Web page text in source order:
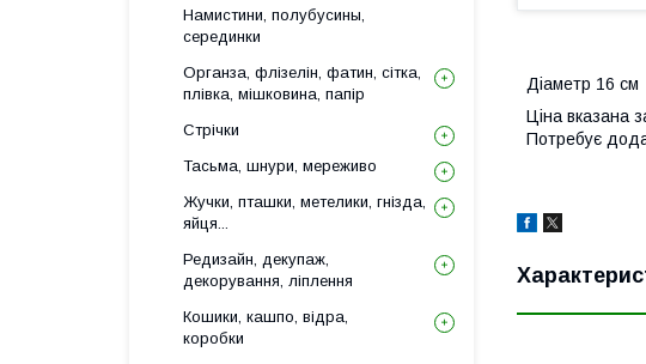
Діаметр 16 см
Ціна вказана
Потребує
Намистини, полубусины,
серединки
Органза, флізелін, фатин, сітка,
плівка, мішковина, папір
Стрічки
Тасьма, шнури, мереживо
Жучки, пташки, метелики, гнізда,
яйця...
Редизайн, декупаж,
декорування, ліплення
Кошики, кашпо, відра,
коробки